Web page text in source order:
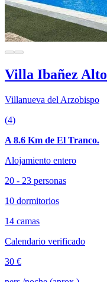
Villa Ibañez Alto
Villanueva del Arzobispo
(4)
A 8.6 Km de El Tranco.
Alojamiento entero
20 - 23 personas
10 dormitorios
14 camas
Calendario verificado
30 €